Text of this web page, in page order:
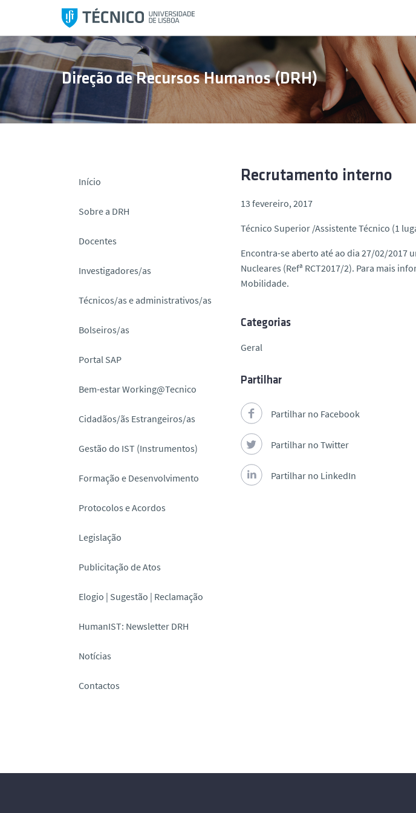
l
t
a
r
p
a
Direção de Recursos Humanos (DRH)
Início
Sobre a DRH
Docentes
Investigadores/as
Técnicos/as e administrativos/as
Bolseiros/as
Portal SAP
Bem-estar Working@Tecnico
Cidadãos/ãs Estrangeiros/as
Gestão do IST (Instrumentos)
Formação e Desenvolvimento
Protocolos e Acordos
Legislação
Publicitação de Atos
Elogio | Sugestão | Reclamação
HumanIST: Newsletter DRH
Notícias
Contactos
Recrutamento interno
13 fevereiro, 2017
Técnico Superior /Assistente Técnico (1
Encontra-se aberto até ao dia 27/02/2017
Nucleares (Refª RCT2017/2). Para mais
Mobilidade.
Categorias
Geral
Partilhar
Partilhar no Facebook
Partilhar no Twitter
Partilhar no LinkedIn